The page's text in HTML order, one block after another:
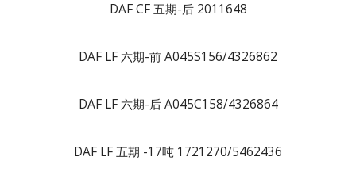
DAF CF 五期-后 2011648
DAF LF 六期-前 A045S156/4326862
DAF LF 六期-后 A045C158/4326864
DAF LF 五期 -17吨 1721270/5462436